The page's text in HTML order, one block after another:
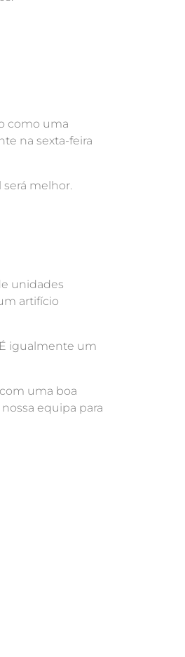
como uma
na sexta-feira
melhor.
unidades
artifício
igualmente um
uma boa
equipa para